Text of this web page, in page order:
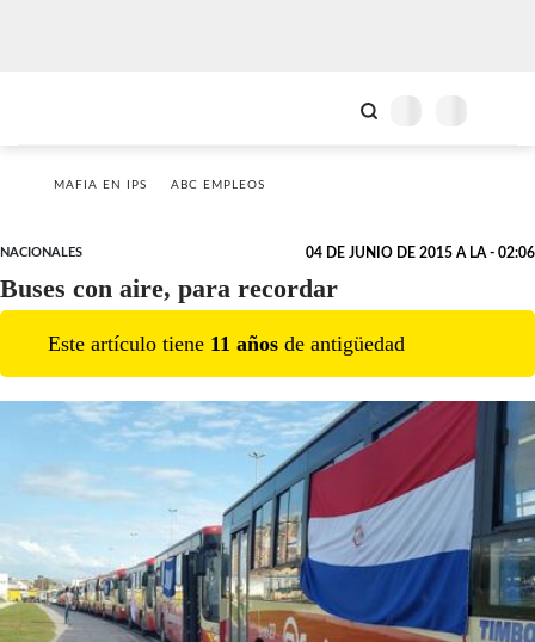
MAFIA EN IPS ABC EMPLEOS
NACIONALES 04 DE JUNIO DE 2015 A LA - 02:06
Buses con aire, para recordar
Este artículo tiene 11 años de antigüedad